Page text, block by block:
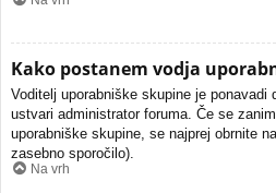
Kako postanem vodja
Voditelj uporabniške skupine je ponavadi
ustvari administrator foruma. Če se
uporabniške skupine, se najprej obrnite
zasebno sporočilo).
Na vrh